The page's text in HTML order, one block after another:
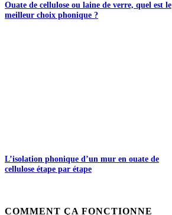
Ouate de cellulose ou laine de verre, quel est le
meilleur choix phonique ?
L’isolation phonique d’un mur en ouate de
cellulose étape par étape
COMMENT ÇA FONCTIONNE